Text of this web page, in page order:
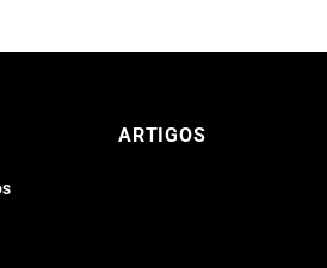
ARTIGOS